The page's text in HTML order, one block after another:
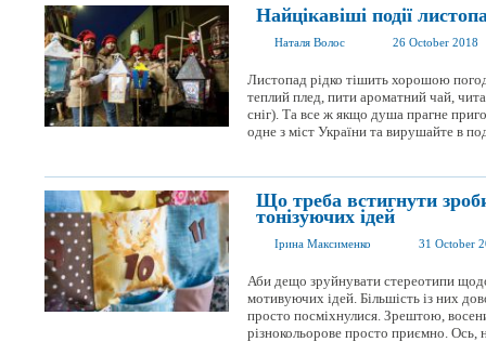
Найцікавіші події
Наталя Волос 26 October 2018
Листопад рідко тішить хорошою
теплий плед, пити ароматний чай,
сніг). Та все ж якщо душа прагне
одне з міст України та вирушайте в
Що треба встигнути
тонізуючих ідей
Ірина Максименко 31 October
Аби дещо зруйнувати стереотипи
мотивуючих ідей. Більшість із них
просто посміхнулися. Зрештою,
різнокольорове просто приємно. Ось,